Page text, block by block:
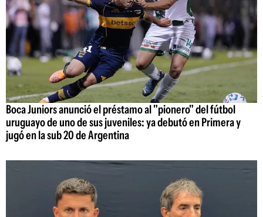
Boca Juniors anunció el préstamo al "pionero" del fútbol
uruguayo de uno de sus juveniles: ya debutó en Primera y
jugó en la sub 20 de Argentina